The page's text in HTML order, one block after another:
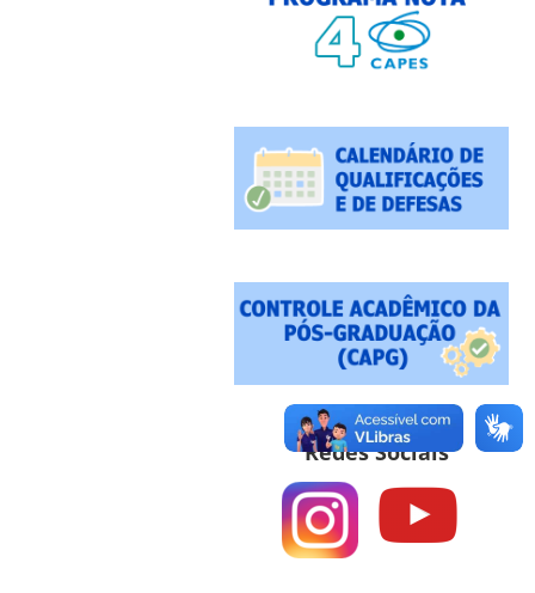
Redes Sociais